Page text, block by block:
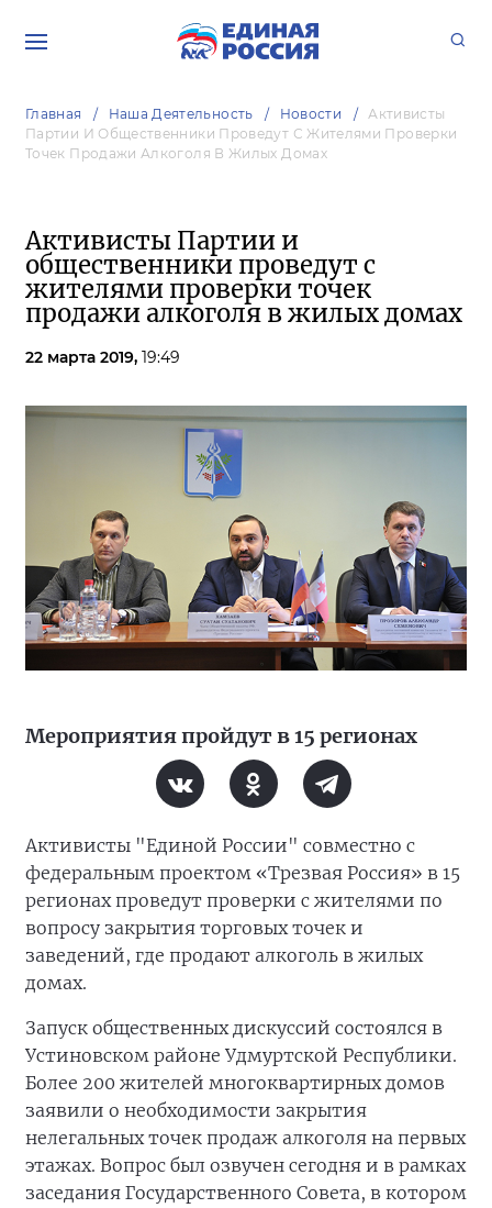
Главная Наша Деятельность Новости
Активисты
Партии И Общественники Проведут С Жителями Проверки
Точек Продажи Алкоголя В Жилых Домах
Активисты Партии и
общественники проведут с
жителями проверки точек
продажи алкоголя в жилых домах
22 марта 2019, 19:49
Мероприятия пройдут в 15 регионах
Активисты "Единой России" совместно с
федеральным проектом «Трезвая Россия» в 15
регионах проведут проверки с жителями по
вопросу закрытия торговых точек и
заведений, где продают алкоголь в жилых
домах.
Запуск общественных дискуссий состоялся в
Устиновском районе Удмуртской Республики.
Более 200 жителей многоквартирных домов
заявили о необходимости закрытия
нелегальных точек продаж алкоголя на первых
этажах. Вопрос был озвучен сегодня и в рамках
заседания Государственного Совета, в котором